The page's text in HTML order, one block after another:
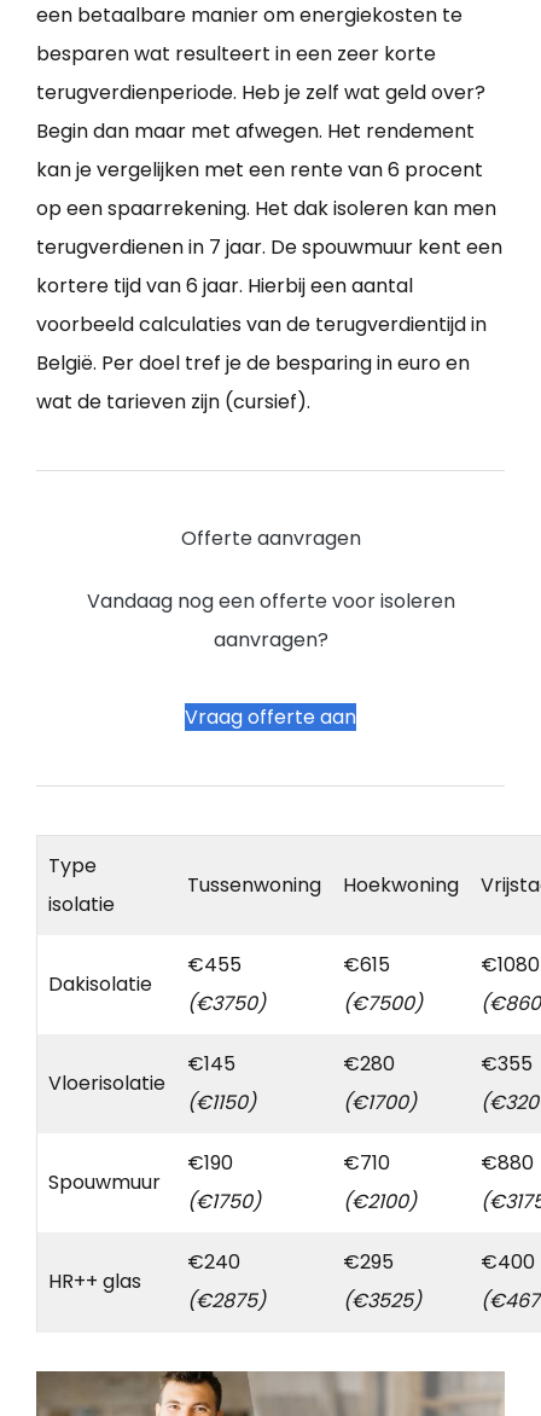
een betaalbare manier om energiekosten te
besparen wat resulteert in een zeer korte
terugverdienperiode. Heb je zelf wat geld over?
Begin dan maar met afwegen. Het rendement
kan je vergelijken met een rente van 6 procent
op een spaarrekening. Het dak isoleren kan men
terugverdienen in 7 jaar. De spouwmuur kent een
kortere tijd van 6 jaar. Hierbij een aantal
voorbeeld calculaties van de terugverdientijd in
België. Per doel tref je de besparing in euro en
wat de tarieven zijn (cursief).
Offerte aanvragen
Vandaag nog een offerte voor isoleren
aanvragen?
Vraag offerte aan
Type
isolatie
Tussenwoning Hoekwoning
Dakisolatie
€455
(€3750)
€615
(€7500)
€1080
Vloerisolatie
€145
(€1150)
€280
(€1700)
€355
Spouwmuur
€190
(€1750)
€710
(€2100)
€880
HR++ glas
€240
(€2875)
€295
(€3525)
€400